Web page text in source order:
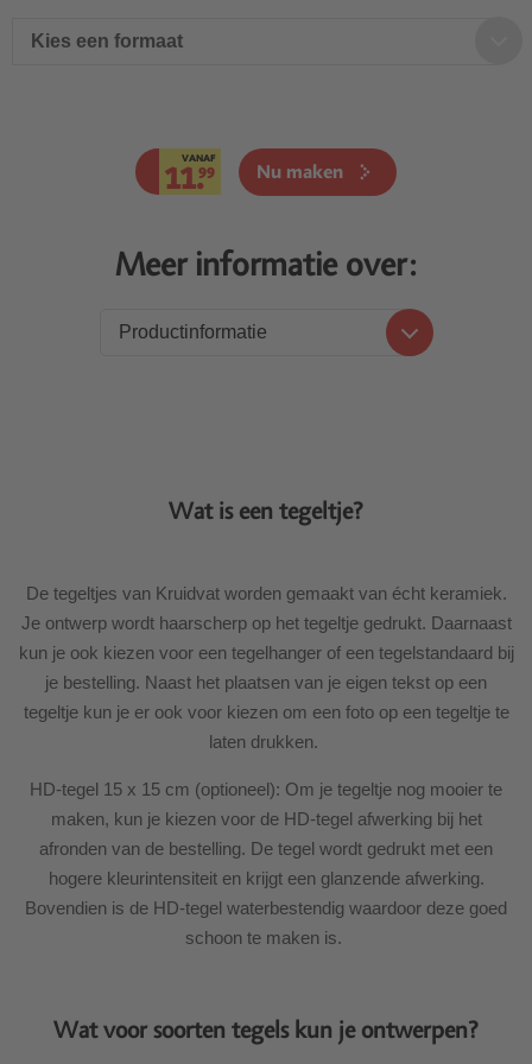
Kies een formaat
VANAF
11.99 Nu maken
Meer informatie over:
Productinformatie
Wat is een tegeltje?
De tegeltjes van Kruidvat worden gemaakt van écht keramiek.
Je ontwerp wordt haarscherp op het tegeltje gedrukt. Daarnaast
kun je ook kiezen voor een tegelhanger of een tegelstandaard bij
je bestelling. Naast het plaatsen van je eigen tekst op een
tegeltje kun je er ook voor kiezen om een foto op een tegeltje te
laten drukken.
HD-tegel 15 x 15 cm (optioneel): Om je tegeltje nog mooier te
maken, kun je kiezen voor de HD-tegel afwerking bij het
afronden van de bestelling. De tegel wordt gedrukt met een
hogere kleurintensiteit en krijgt een glanzende afwerking.
Bovendien is de HD-tegel waterbestendig waardoor deze goed
schoon te maken is.
Wat voor soorten tegels kun je ontwerpen?